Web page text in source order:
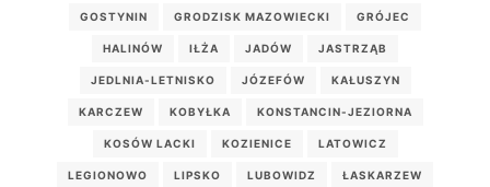
GOSTYNIN GRODZISK MAZOWIECKI GRÓJEC
HALINÓW IŁŻA JADÓW JASTRZĄB
JEDLNIA-LETNISKO JÓZEFÓW KAŁUSZYN
KARCZEW KOBYŁKA KONSTANCIN-JEZIORNA
KOSÓW LACKI KOZIENICE LATOWICZ
LEGIONOWO LIPSKO LUBOWIDZ ŁASKARZEW